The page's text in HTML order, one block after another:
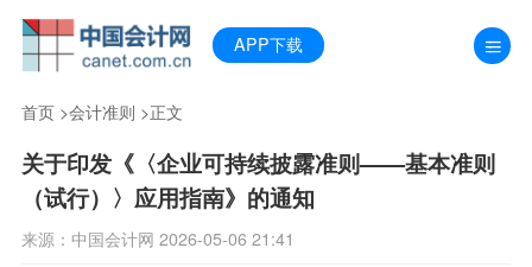
APP下载
首页>会计准则 >正文
关于印发《〈企业可持续披露准则——基本准则
（试行）〉应用指南》的通知
来源：中国会计网 2026-05-06 21:41